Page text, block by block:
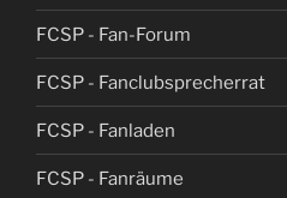
FCSP - Fan-Forum
FCSP - Fanclubsprecherrat
FCSP - Fanladen
FCSP - Fanräume